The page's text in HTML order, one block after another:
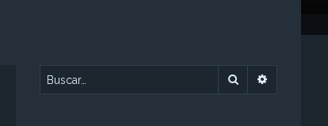
Buscar